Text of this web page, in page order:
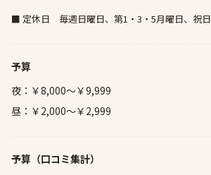
■ 定休日 毎週日曜日、第1・3・5月曜日、祝日
予算
夜：￥8,000～￥9,999
昼：￥2,000～￥2,999
予算 （口コミ集計）